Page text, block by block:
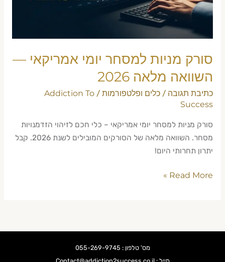
סורק מניות למסחר יומי אמריקאי —
השוואה מלאה 2026
כתיבת תגובה / כלים ופלטפורמות/
Addiction To
Success
סורק מניות למסחר יומי אמריקאי – כלי חכם לזיהוי הזדמנויות
מסחר. השוואה מלאה של הסורקים המובילים לשנת 2026. קבל
יתרון תחרותי היום!
השוואה
2026
Read More »
מס' טלפון : 055-269-9745